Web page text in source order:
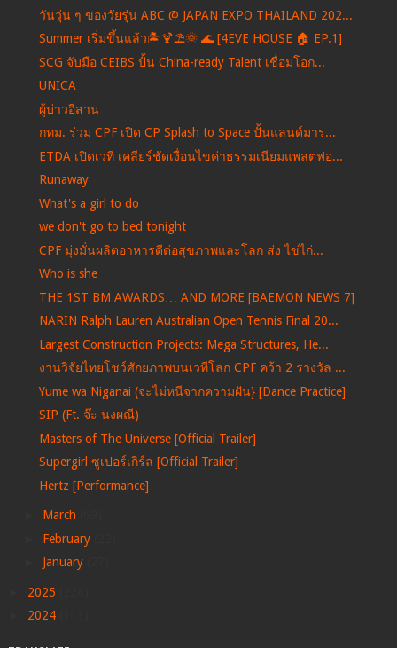
วันวุ่น ๆ ของวัยรุ่น ABC @ JAPAN EXPO THAILAND 202...
Summer เริ่มขึ้นแล้ว🏝️🍹⛱️🌞 🌊 [4EVE HOUSE 🏠 EP.1]
SCG จับมือ CEIBS ปั้น China-ready Talent เชื่อมโอก...
UNICA
ผู้บ่าวอีสาน
กทม. ร่วม CPF เปิด CP Splash to Space ปั้นแลนด์มาร...
ETDA เปิดเวที เคลียร์ชัดเงื่อนไขค่าธรรมเนียมแพลตฟอ...
Runaway
What's a girl to do
we don't go to bed tonight
CPF มุ่งมั่นผลิตอาหารดีต่อสุขภาพและโลก ส่ง ไข่ไก่...
Who is she
THE 1ST BM AWARDS… AND MORE [BAEMON NEWS 7]
NARIN Ralph Lauren Australian Open Tennis Final 20...
Largest Construction Projects: Mega Structures, He...
งานวิจัยไทยโชว์ศักยภาพบนเวทีโลก CPF คว้า 2 รางวัล ...
Yume wa Niganai (จะไม่หนีจากความฝัน} [Dance Practice]
SIP (Ft. จ๊ะ นงผณี)
Masters of The Universe [Official Trailer]
Supergirl ซูเปอร์เกิร์ล [Official Trailer]
Hertz [Performance]
March
February
January
2025
2024